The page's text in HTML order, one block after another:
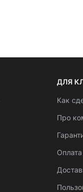
ДЛЯ
Как
Про
Оплата